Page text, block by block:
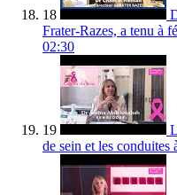
18
Frater-Razes, a tenu à
02:30
19
de sein et les conduites